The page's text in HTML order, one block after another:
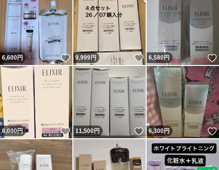
6,600円 いいね！
9,999円 いいね！
6,580円
8,000円 いいね！
11,500円 いいね！
6,300円